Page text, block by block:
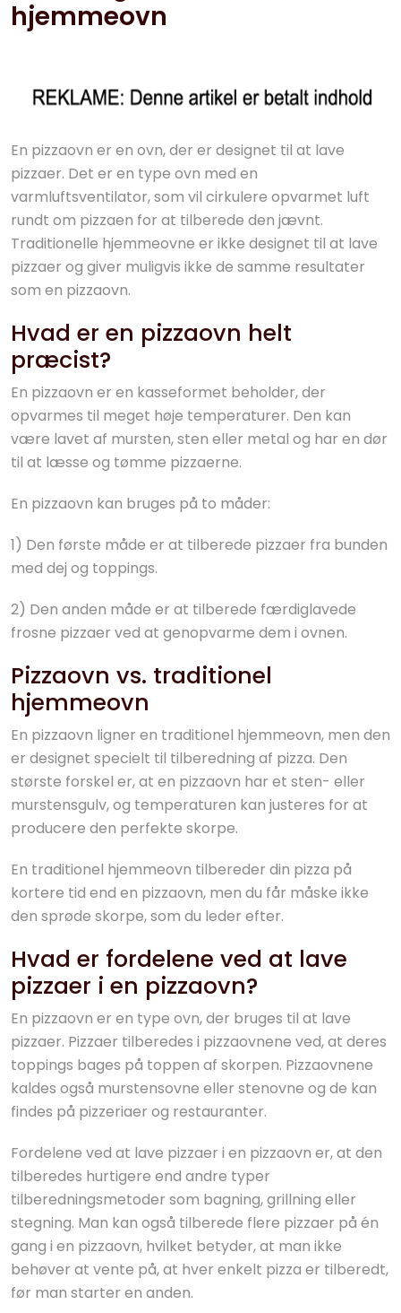
hjemmeovn
En pizzaovn er en ovn, der er designet til at lave
pizzaer. Det er en type ovn med en
varmluftsventilator, som vil cirkulere opvarmet luft
rundt om pizzaen for at tilberede den jævnt.
Traditionelle hjemmeovne er ikke designet til at lave
pizzaer og giver muligvis ikke de samme resultater
som en pizzaovn.
Hvad er en pizzaovn helt
præcist?
En pizzaovn er en kasseformet beholder, der
opvarmes til meget høje temperaturer. Den kan
være lavet af mursten, sten eller metal og har en dør
til at læsse og tømme pizzaerne.
En pizzaovn kan bruges på to måder:
1) Den første måde er at tilberede pizzaer fra bunden
med dej og toppings.
2) Den anden måde er at tilberede færdiglavede
frosne pizzaer ved at genopvarme dem i ovnen.
Pizzaovn vs. traditionel
hjemmeovn
En pizzaovn ligner en traditionel hjemmeovn, men den
er designet specielt til tilberedning af pizza. Den
største forskel er, at en pizzaovn har et sten- eller
murstensgulv, og temperaturen kan justeres for at
producere den perfekte skorpe.
En traditionel hjemmeovn tilbereder din pizza på
kortere tid end en pizzaovn, men du får måske ikke
den sprøde skorpe, som du leder efter.
Hvad er fordelene ved at lave
pizzaer i en pizzaovn?
En pizzaovn er en type ovn, der bruges til at lave
pizzaer. Pizzaer tilberedes i pizzaovnene ved, at deres
toppings bages på toppen af skorpen. Pizzaovnene
kaldes også murstensovne eller stenovne og de kan
findes på pizzeriaer og restauranter.
Fordelene ved at lave pizzaer i en pizzaovn er, at den
tilberedes hurtigere end andre typer
tilberedningsmetoder som bagning, grillning eller
stegning. Man kan også tilberede flere pizzaer på én
gang i en pizzaovn, hvilket betyder, at man ikke
behøver at vente på, at hver enkelt pizza er tilberedt,
før man starter en anden.